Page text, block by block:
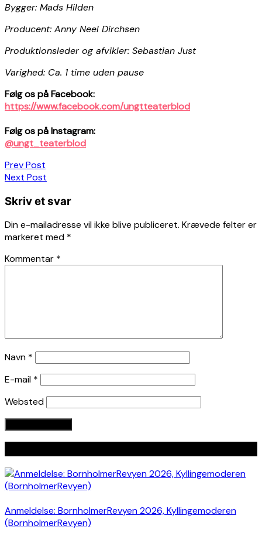
Bygger: Mads Hilden
Producent: Anny Neel Dirchsen
Produktionsleder og afvikler: Sebastian Just
Varighed: Ca. 1 time uden pause
Følg os på Facebook:
https://www.facebook.com/ungtteaterblod
Følg os på Instagram:
@ungt_teaterblod
Indlægsnavigation
Prev Post
Next Post
Skriv et svar
Din e-mailadresse vil ikke blive publiceret. Krævede felter er
markeret med *
Kommentar *
Navn *
E-mail *
Websted
Anmeldelse: BornholmerRevyen 2026, Kyllingemoderen
(BornholmerRevyen)